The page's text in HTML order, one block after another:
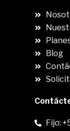
Blog
Fijo: